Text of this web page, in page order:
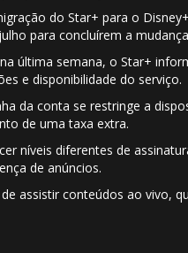
do Star+ para o
para concluírem a
última semana, o Star+
e disponibilidade do serviço.
da conta se restringe a
de uma taxa extra.
níveis diferentes de
de anúncios.
assistir conteúdos ao vivo,